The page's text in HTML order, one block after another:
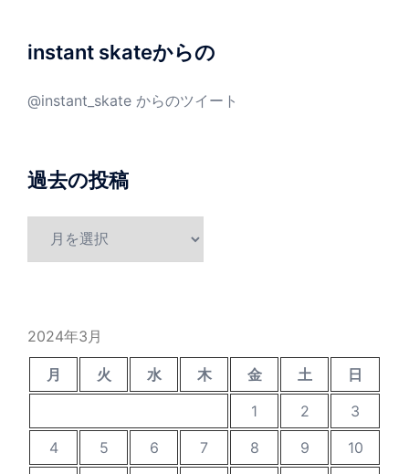
instant skateからの
@instant_skate からのツイート
過去の投稿
2024年3月
月 火 水 木 金 土
日
1
2
3
4
5 6 7 8 9
10